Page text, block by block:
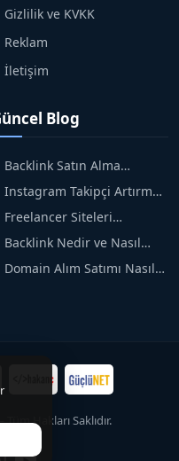
Gizlilik ve KVKK
Reklam
İletişim
Blog
Backlink Satın Alma
Rehberi: Güvenli SEO İçin
Adımlar
Instagram Takipçi Artırma
Yöntemleri: Organik Büyüme
Freelancer Siteleri
Arasında Doğru Seçim Nasıl
Backlink Nedir ve Nasıl
Alınır? Etkili Yöntemler
Domain Alım Satımı Nasıl
Hakları Saklıdır.